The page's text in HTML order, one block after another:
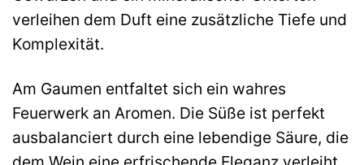
verleihen dem Duft eine zusätzliche Tiefe und
Komplexität.
Am Gaumen entfaltet sich ein wahres
Feuerwerk an Aromen. Die Süße ist perfekt
ausbalanciert durch eine lebendige Säure, die